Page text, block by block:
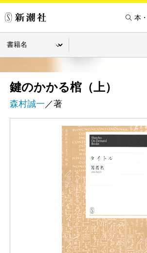
本
鍵のかかる棺（上）
森村誠一 ／著